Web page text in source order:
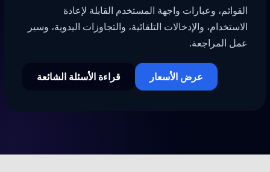
القوائم، وعبارات واجهة المستخدم القابلة لإعادة
الاستخدام، والإدخالات التلقائية، والتجاوزات اليدوية، وسير
عمل المراجعة.
عرض الأسعار قراءة الأسئلة الشائعة